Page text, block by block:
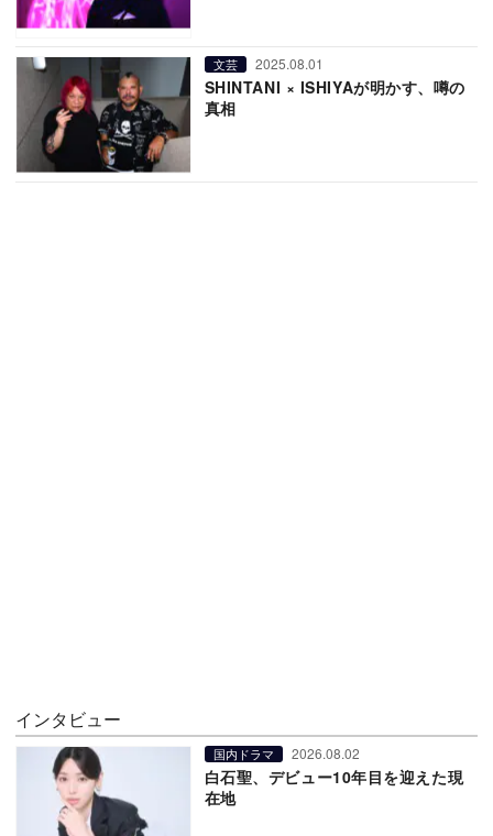
文芸 2025.08.01
SHINTANI × ISHIYAが明かす、噂の
真相
インタビュー
国内ドラマ 2026.08.02
白石聖、デビュー10年目を迎えた現
在地